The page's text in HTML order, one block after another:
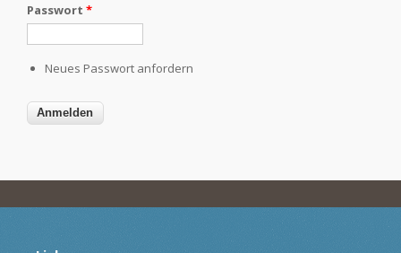
Passwort *
Neues Passwort anfordern